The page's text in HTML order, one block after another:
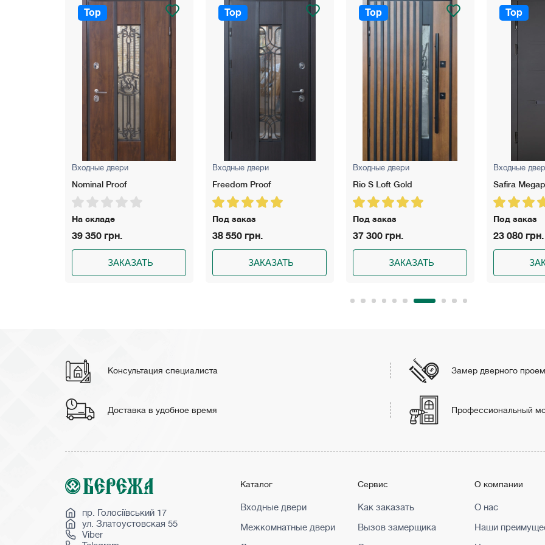
Top
Входные двери
Freedom Proof
Под заказ
38 550 грн.
ЗАКАЗАТЬ
Top
Входные двери
Rio S Loft Gold
Под заказ
37 300 грн.
ЗАКАЗАТЬ
Top
Входные двери
Safira Megapolis
Под заказ
23 080 грн.
ЗАКАЗАТЬ
Top
Входные
Vega
Под заказ
23 100 грн.
Консультация специалиста Замер дверного
Доставка в удобное время Профессиональный
пр. Голосіївський 17
ул. Златоустовская 55
Viber
Каталог
Входные двери
Межкомнатные двери
Сервис
Как заказать
Вызов замерщика
О компании
О нас
Наши